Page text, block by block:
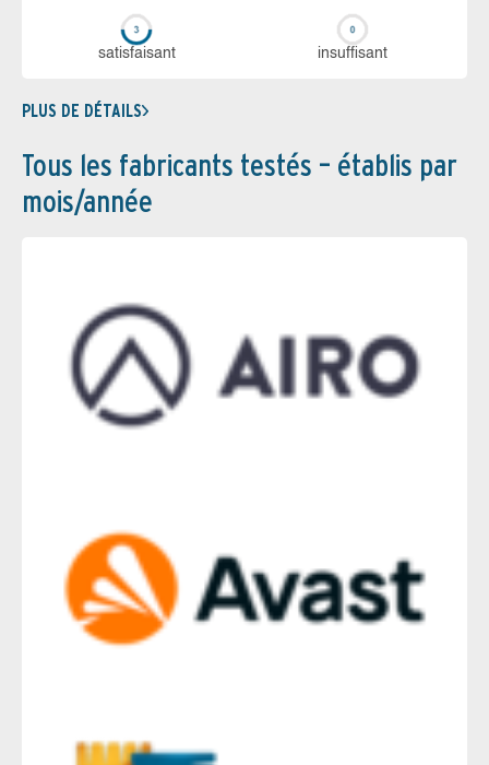
sa­tis­fai­sant in­suf­fi­sant
PLUS DE DÉTAILS
Tous les fabricants testés – établis par
mois/année